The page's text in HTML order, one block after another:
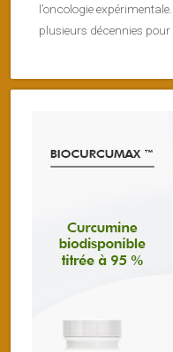
l’oncologie
plusieurs décennies pour